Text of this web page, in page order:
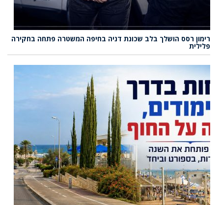
רימון רסס הושלך בלב שכונת דניה בחיפה המשטרה פתחה בחקירה
פלילית